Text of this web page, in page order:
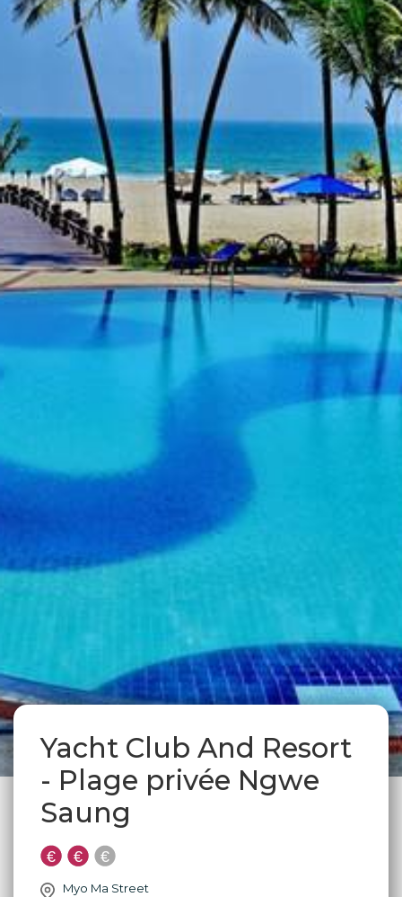
Yacht Club And Resort
- Plage privée Ngwe
Saung
Myo Ma Street